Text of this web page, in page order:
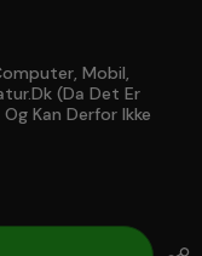
Mobil,
(da Det Er
Kan Derfor Ikke